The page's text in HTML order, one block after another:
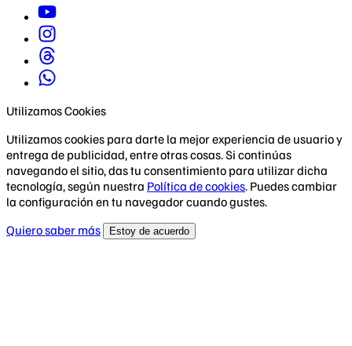
Utilizamos Cookies
Utilizamos cookies para darte la mejor experiencia de usuario y
entrega de publicidad, entre otras cosas. Si continúas
navegando el sitio, das tu consentimiento para utilizar dicha
tecnología, según nuestra Política de cookies. Puedes cambiar
la configuración en tu navegador cuando gustes.
Quiero saber más
Estoy de acuerdo